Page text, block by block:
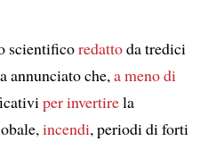
scientificoredattoda tredici
annunciato che,a meno di
per invertirela
incendi, periodi di forti